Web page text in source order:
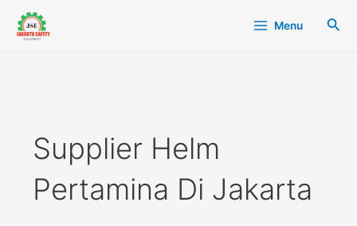
konten
Menu Cari
Supplier Helm
Pertamina Di Jakarta